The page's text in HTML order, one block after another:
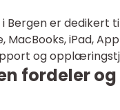
Bergen er dedikert
MacBooks, iPad,
og
fordeler